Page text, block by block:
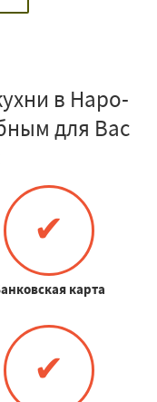
в Наро-
для Вас
✔
карта
✔